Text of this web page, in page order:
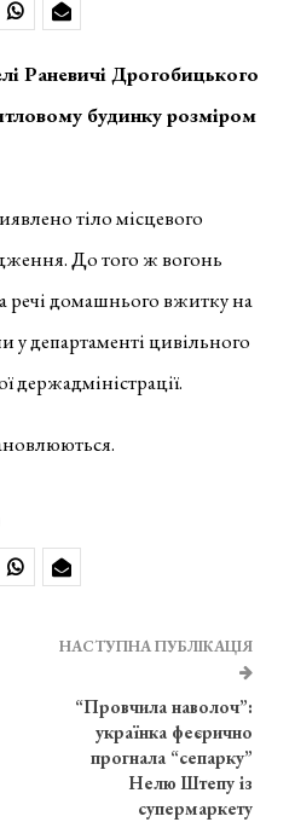
Раневичі Дрогобицького
будинку розміром
тіло місцевого
До того ж вогонь
речі домашнього вжитку на
у департаменті цивільного
держадміністрації.
НАСТУПНА ПУБЛІКАЦІЯ
“Провчила наволоч”:
українка феєрично
прогнала “сепарку”
Нелю Штепу із
супермаркету